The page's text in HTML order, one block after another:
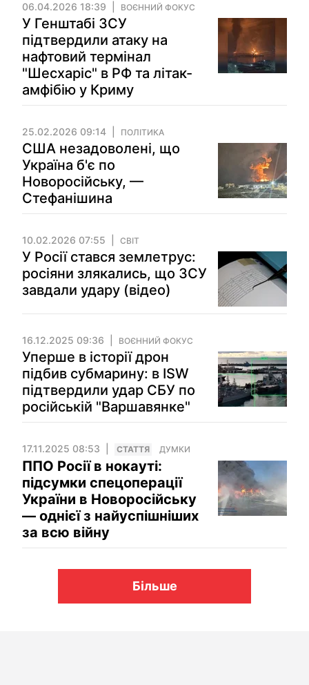
06.04.2026 18:39 ВОЄННИЙ ФОКУС
У Генштабі ЗСУ
підтвердили атаку на
нафтовий термінал
"Шесхаріс" в РФ та літак-
амфібію у Криму
25.02.2026 09:14 ПОЛІТИКА
США незадоволені, що
Україна б'є по
Новоросійську, —
Стефанішина
10.02.2026 07:55 СВІТ
У Росії стався землетрус:
росіяни злякались, що ЗСУ
завдали удару (відео)
16.12.2025 09:36 ВОЄННИЙ ФОКУС
Уперше в історії дрон
підбив субмарину: в ISW
підтвердили удар СБУ по
російській "Варшавянке"
17.11.2025 08:53 СТАТТЯ ДУМКИ
ППО Росії в нокауті:
підсумки спецоперації
України в Новоросійську
— однієї з найуспішніших
за всю війну
Більше